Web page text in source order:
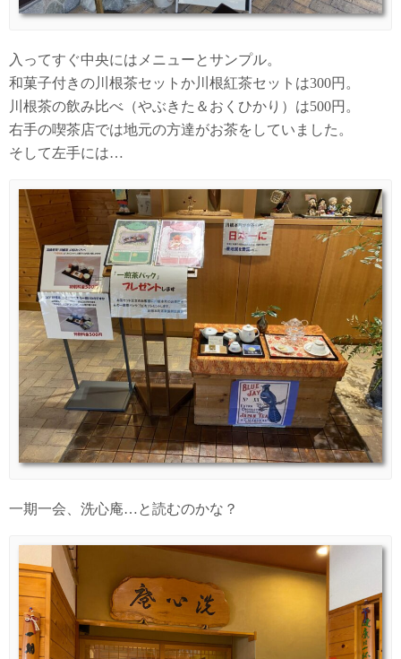
入ってすぐ中央にはメニューとサンプル。
和菓子付きの川根茶セットか川根紅茶セットは300円。
川根茶の飲み比べ（やぶきた＆おくひかり）は500円。
右手の喫茶店では地元の方達がお茶をしていました。
そして左手には…
一期一会、洗心庵…と読むのかな？